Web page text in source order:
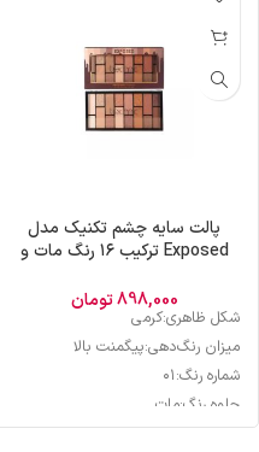
پالت سایه چشم تکنیک مدل
Exposed ترکیب ۱۶ رنگ مات و
898,000تومان
شکل ظاهری:کرمی
میزان رنگ‌دهی:پیگمنت بالا
شماره رنگ:۰۱
جلوه رنگ:مات
تعداد رنگ:بیش از دو رنگ